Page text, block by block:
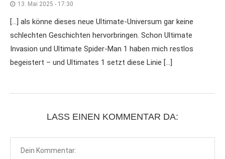
13. Mai 2025 - 17:30
[…] als könne dieses neue Ultimate-Universum gar keine
schlechten Geschichten hervorbringen. Schon Ultimate
Invasion und Ultimate Spider-Man 1 haben mich restlos
begeistert – und Ultimates 1 setzt diese Linie […]
LASS EINEN KOMMENTAR DA: